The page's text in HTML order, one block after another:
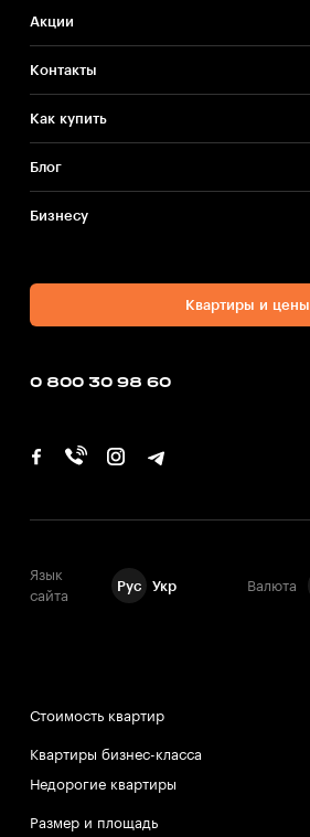
Акции
Контакты
Как купить
Блог
Бизнесу
Квартиры и цены
0 800 30 98 60
Язык
сайта
Рус Укр Валюта
Стоимость квартир
Квартиры бизнес-класса
Недорогие квартиры
Размер и площадь